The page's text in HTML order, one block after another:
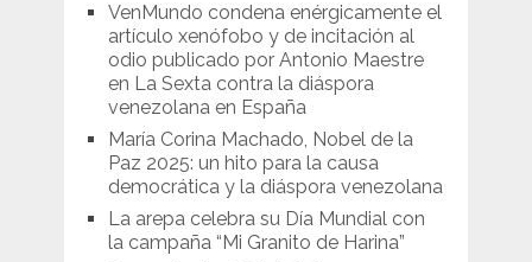
VenMundo condena enérgicamente el
artículo xenófobo y de incitación al
odio publicado por Antonio Maestre
en La Sexta contra la diáspora
venezolana en España
María Corina Machado, Nobel de la
Paz 2025: un hito para la causa
democrática y la diáspora venezolana
La arepa celebra su Día Mundial con
la campaña “Mi Granito de Harina”